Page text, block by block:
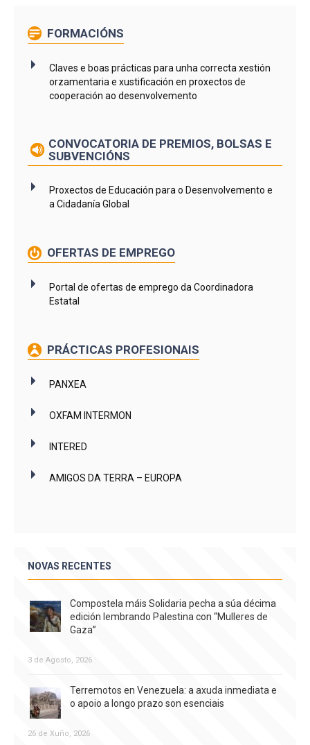
FORMACIÓNS
Claves e boas prácticas para unha correcta xestión
orzamentaria e xustificación en proxectos de
cooperación ao desenvolvemento
CONVOCATORIA DE PREMIOS, BOLSAS E
SUBVENCIÓNS
Proxectos de Educación para o Desenvolvemento e
a Cidadanía Global
OFERTAS DE EMPREGO
Portal de ofertas de emprego da Coordinadora
Estatal
PRÁCTICAS PROFESIONAIS
PANXEA
OXFAM INTERMON
INTERED
AMIGOS DA TERRA – EUROPA
NOVAS RECENTES
Compostela máis Solidaria pecha a súa décima
edición lembrando Palestina con “Mulleres de
Gaza”
3 de Agosto, 2026
Terremotos en Venezuela: a axuda inmediata e
o apoio a longo prazo son esenciais
26 de Xuño, 2026